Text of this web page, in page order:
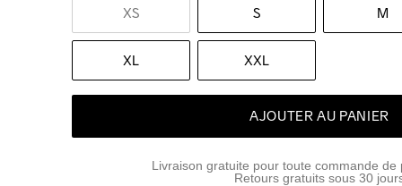
XS S M
XL XXL
AJOUTER AU PANIER
Livraison gratuite pour toute commande de
Retours gratuits sous 30